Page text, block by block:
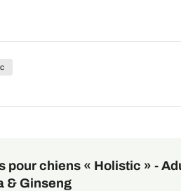
chiens « Holistic » -
& Ginseng